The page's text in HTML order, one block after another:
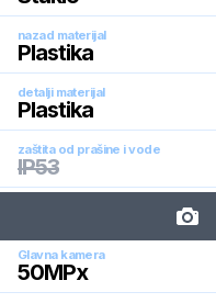
nazad materijal
Plastika
detalji materijal
Plastika
zaštita od prašine i vode
IP53
Glavna kamera
50MPx